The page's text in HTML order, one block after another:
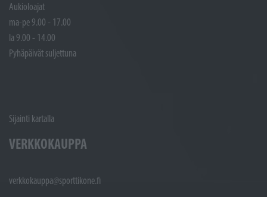
Aukioloajat
ma-pe 9.00 - 17.00
la 9.00 - 14.00
Pyhäpäivät suljettuna
Sijainti kartalla
VERKKOKAUPPA
verkkokauppa@sporttikone.fi